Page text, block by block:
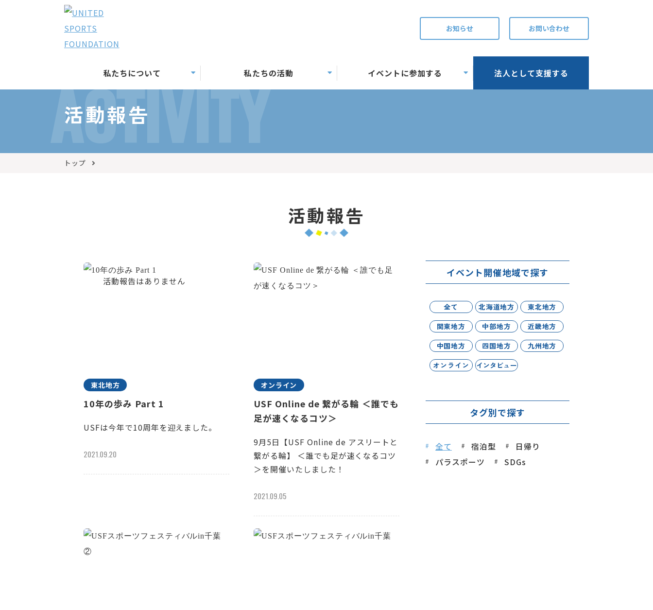
お知らせ お問い合わせ
私たちについて 私たちの活動 イベントに参加する 法人として支援する
ACTIVITY
活動報告
トップ
活動報告
東北地方
10年の歩み Part 1
USFは今年で10周年を迎えました。
2021.09.20
オンライン
USF Online de 繋がる輪 ＜誰でも
足が速くなるコツ＞
9月5日【USF Online de アスリートと
繋がる輪】 ＜誰でも足が速くなるコツ
＞を開催いたしました！
2021.09.05
イベント開催地域で探す
全て 北海道地方
東北地方
関東地方
中部地方
近畿地方
中国地方
四国地方
九州地方
オンライン
インタビュー
タグ別で探す
全て 宿泊型
日帰り
パラスポーツ
SDGs